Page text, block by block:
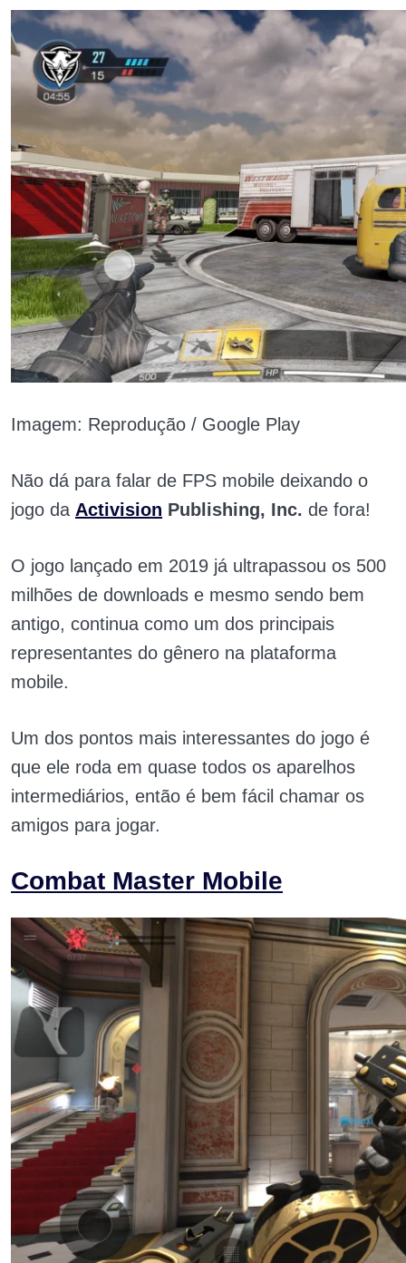
Imagem: Reprodução / Google Play
Não dá para falar de FPS mobile deixando o
jogo da Activision Publishing, Inc. de fora!
O jogo lançado em 2019 já ultrapassou os 500
milhões de downloads e mesmo sendo bem
antigo, continua como um dos principais
representantes do gênero na plataforma
mobile.
Um dos pontos mais interessantes do jogo é
que ele roda em quase todos os aparelhos
intermediários, então é bem fácil chamar os
amigos para jogar.
Combat Master Mobile